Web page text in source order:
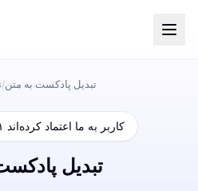
/تبدیل پادکست به متن
۲٬۹۸۳٬۹۵۱ کاربر به ما اعتماد کرده‌اند
تبدیل